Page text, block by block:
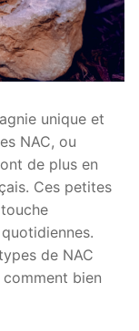
unique et
NAC, ou
de plus en
Ces petites
de NAC
bien